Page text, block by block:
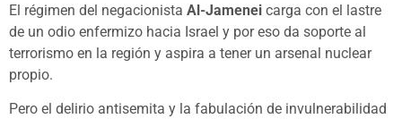
El régimen del negacionista Al-Jamenei carga con el lastre
de un odio enfermizo hacia Israel y por eso da soporte al
terrorismo en la región y aspira a tener un arsenal nuclear
propio.
Pero el delirio antisemita y la fabulación de invulnerabilidad